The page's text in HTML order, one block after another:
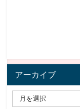
アーカイブ